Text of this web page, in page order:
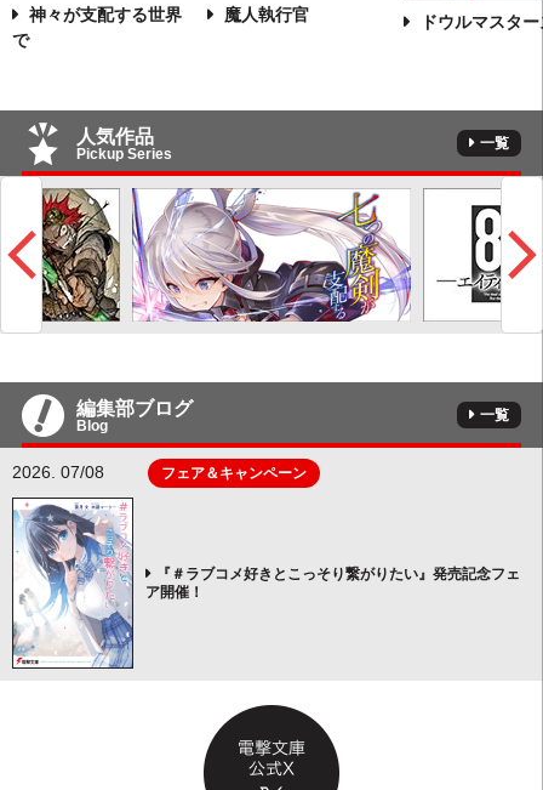
神々が支配する世界
で
魔人執行官 ドウルマスター
人気作品
Pickup Series
一覧
編集部ブログ
Blog
一覧
2026. 07/08 フェア＆キャンペーン
『＃ラブコメ好きとこっそり繋がりたい』発売記念フェ
ア開催！